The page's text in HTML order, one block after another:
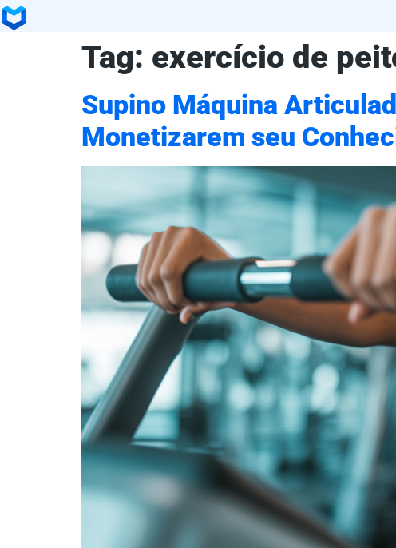
Tag: exercício de
Supino Máquina
Monetizarem seu